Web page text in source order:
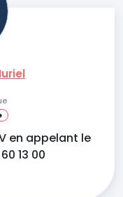
en appelant le
13 00